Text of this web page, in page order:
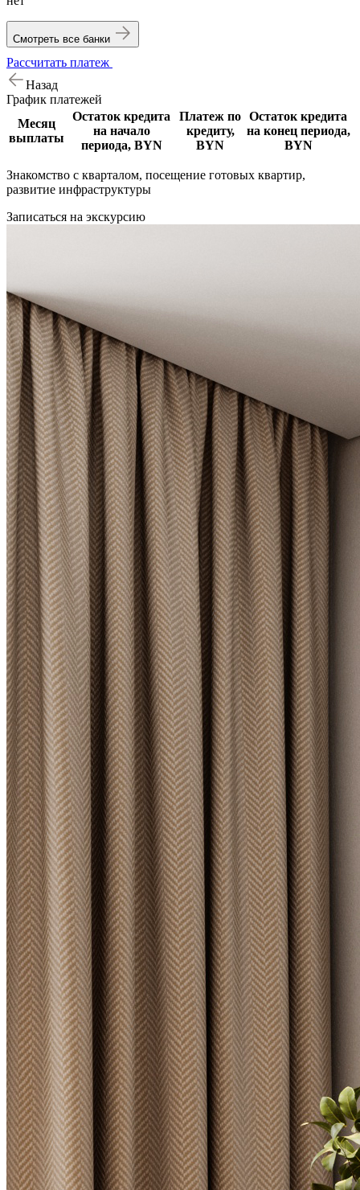
Смотреть все банки
Рассчитать платеж
Назад
График платежей
Месяц
выплаты
Остаток кредита
на начало
периода, BYN
Платеж по
кредиту,
BYN
Остаток кредита
на конец периода,
BYN
Знакомство с кварталом, посещение готовых квартир,
развитие инфраструктуры
Записаться на экскурсию